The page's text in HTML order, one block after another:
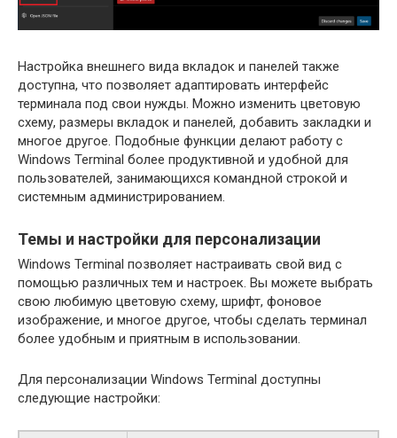
Настройка внешнего вида вкладок и панелей также
доступна, что позволяет адаптировать интерфейс
терминала под свои нужды. Можно изменить цветовую
схему, размеры вкладок и панелей, добавить закладки и
многое другое. Подобные функции делают работу с
Windows Terminal более продуктивной и удобной для
пользователей, занимающихся командной строкой и
системным администрированием.
Темы и настройки для персонализации
Windows Terminal позволяет настраивать свой вид с
помощью различных тем и настроек. Вы можете выбрать
свою любимую цветовую схему, шрифт, фоновое
изображение, и многое другое, чтобы сделать терминал
более удобным и приятным в использовании.
Для персонализации Windows Terminal доступны
следующие настройки: